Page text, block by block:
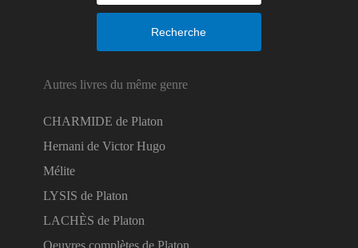
Recherche
Autres livres du même genre
CHARMIDE de Platon
Hernani de Victor Hugo
Mélite
LYSIS de Platon
LACHÈS de Platon
Oeuvres complètes de Platon